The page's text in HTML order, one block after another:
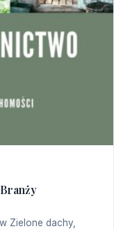
Zielone dachy,